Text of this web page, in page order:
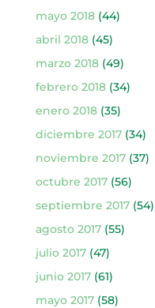
mayo 2018(44)
abril 2018(45)
marzo 2018(49)
febrero 2018(34)
enero 2018(35)
diciembre 2017(34)
noviembre 2017(37)
octubre 2017(56)
septiembre 2017(54)
agosto 2017(55)
julio 2017(47)
junio 2017(61)
mayo 2017(58)